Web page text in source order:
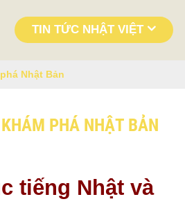
TIN TỨC NHẬT VIỆT
Nhật Bản
PHÁ NHẬT BẢN
tiếng Nhật và